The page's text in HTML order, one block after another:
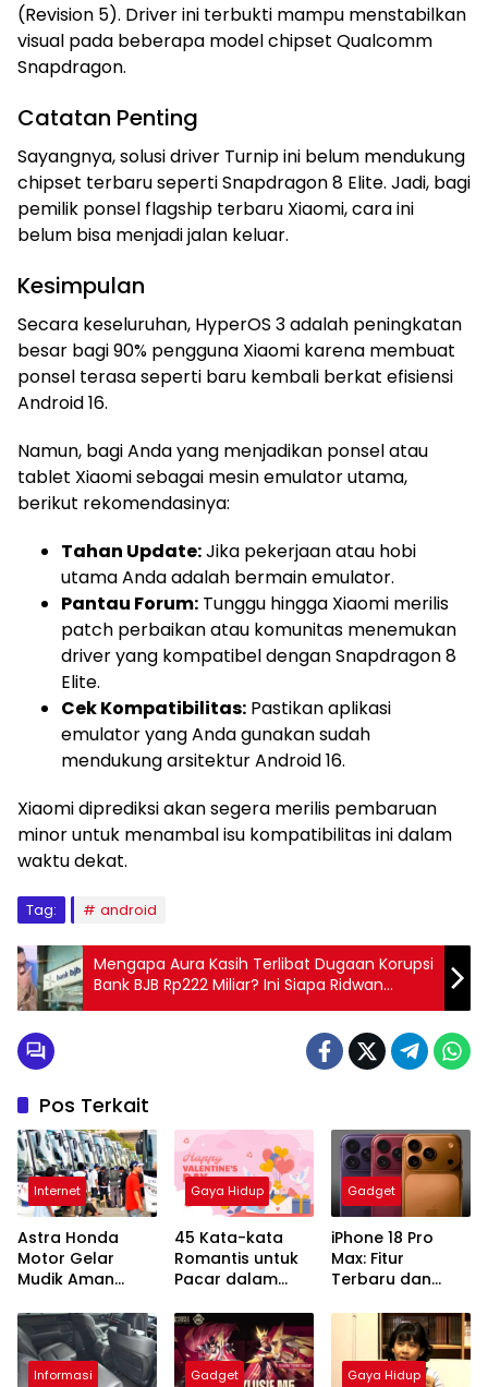
(Revision 5). Driver ini terbukti mampu menstabilkan
visual pada beberapa model chipset Qualcomm
Snapdragon.
Catatan Penting
Sayangnya, solusi driver Turnip ini belum mendukung
chipset terbaru seperti Snapdragon 8 Elite. Jadi, bagi
pemilik ponsel flagship terbaru Xiaomi, cara ini
belum bisa menjadi jalan keluar.
Kesimpulan
Secara keseluruhan, HyperOS 3 adalah peningkatan
besar bagi 90% pengguna Xiaomi karena membuat
ponsel terasa seperti baru kembali berkat efisiensi
Android 16.
Namun, bagi Anda yang menjadikan ponsel atau
tablet Xiaomi sebagai mesin emulator utama,
berikut rekomendasinya:
Tahan Update:Jika pekerjaan atau hobi
utama Anda adalah bermain emulator.
Pantau Forum: Tunggu hingga Xiaomi merilis
patch perbaikan atau komunitas menemukan
driver yang kompatibel dengan Snapdragon 8
Elite.
Cek Kompatibilitas: Pastikan aplikasi
emulator yang Anda gunakan sudah
mendukung arsitektur Android 16.
Xiaomi diprediksi akan segera merilis pembaruan
minor untuk menambal isu kompatibilitas ini dalam
waktu dekat.
Tag: android
Mengapa Aura Kasih Terlibat Dugaan Korupsi
Bank BJB Rp222 Miliar? Ini Siapa Ridwan
Kamil?
Pos Terkait
Internet
Astra Honda
Motor Gelar
Mudik Aman
Kurangi Angka
Kecelakaan
Gaya Hidup
45 Kata-kata
Romantis untuk
Pacar dalam
Gadget
iPhone 18 Pro
Max: Fitur
Terbaru dan
Menggoda
Informasi Gadget Gaya Hidup